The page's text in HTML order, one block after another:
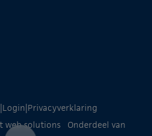
|Login|Privacyverklaring
web solutions
Onderdeel van